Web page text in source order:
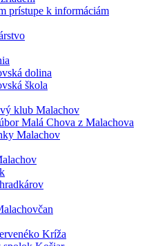
prístupe k informáciám
dolina
škola
klub Malachov
Malá Chova z Malachova
Malachov
Kríža